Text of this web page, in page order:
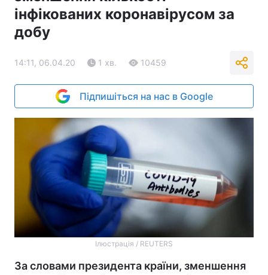
інфікованих коронавірусом за
добу
14:11, 06.04.20 1 хв. 10459
Підпишіться на нас в Google
Ілюстрація / REUTERS
За словами президента країни, зменшення